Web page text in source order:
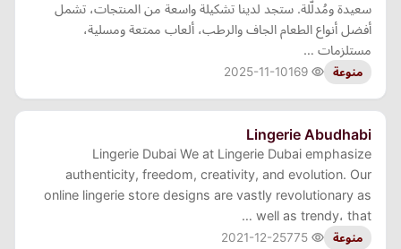
سعيدة ومُدلّلة. ستجد لدينا تشكيلة واسعة من المنتجات، تشمل
أفضل أنواع الطعام الجاف والرطب، ألعاب ممتعة ومسلية،
مستلزمات …
منوعة 2025-11-10
Lingerie Abudhabi
Lingerie Dubai We at Lingerie Dubai emphasize
authenticity, freedom, creativity, and evolution. Our
online lingerie store designs are vastly revolutionary as
well as trendy، that …
منوعة 2021-12-25